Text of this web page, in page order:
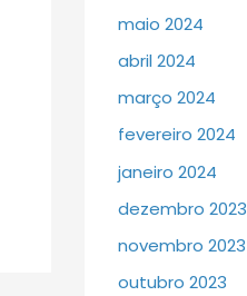
maio 2024
abril 2024
março 2024
fevereiro 2024
janeiro 2024
dezembro 2023
novembro 2023
outubro 2023